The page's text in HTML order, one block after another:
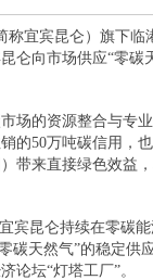
称宜宾昆仑）旗下临
仑向市场供应“零碳
的资源整合与专
的50万吨碳信用，
带来直接绿色效益
昆仑持续在零碳能
碳天然气”的稳定供
论坛“灯塔工厂”。